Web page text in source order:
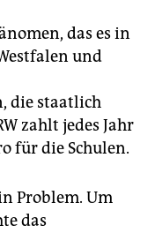
das es in
und
die staatlich
zahlt jedes Jahr
für die Schulen.
Problem. Um
das